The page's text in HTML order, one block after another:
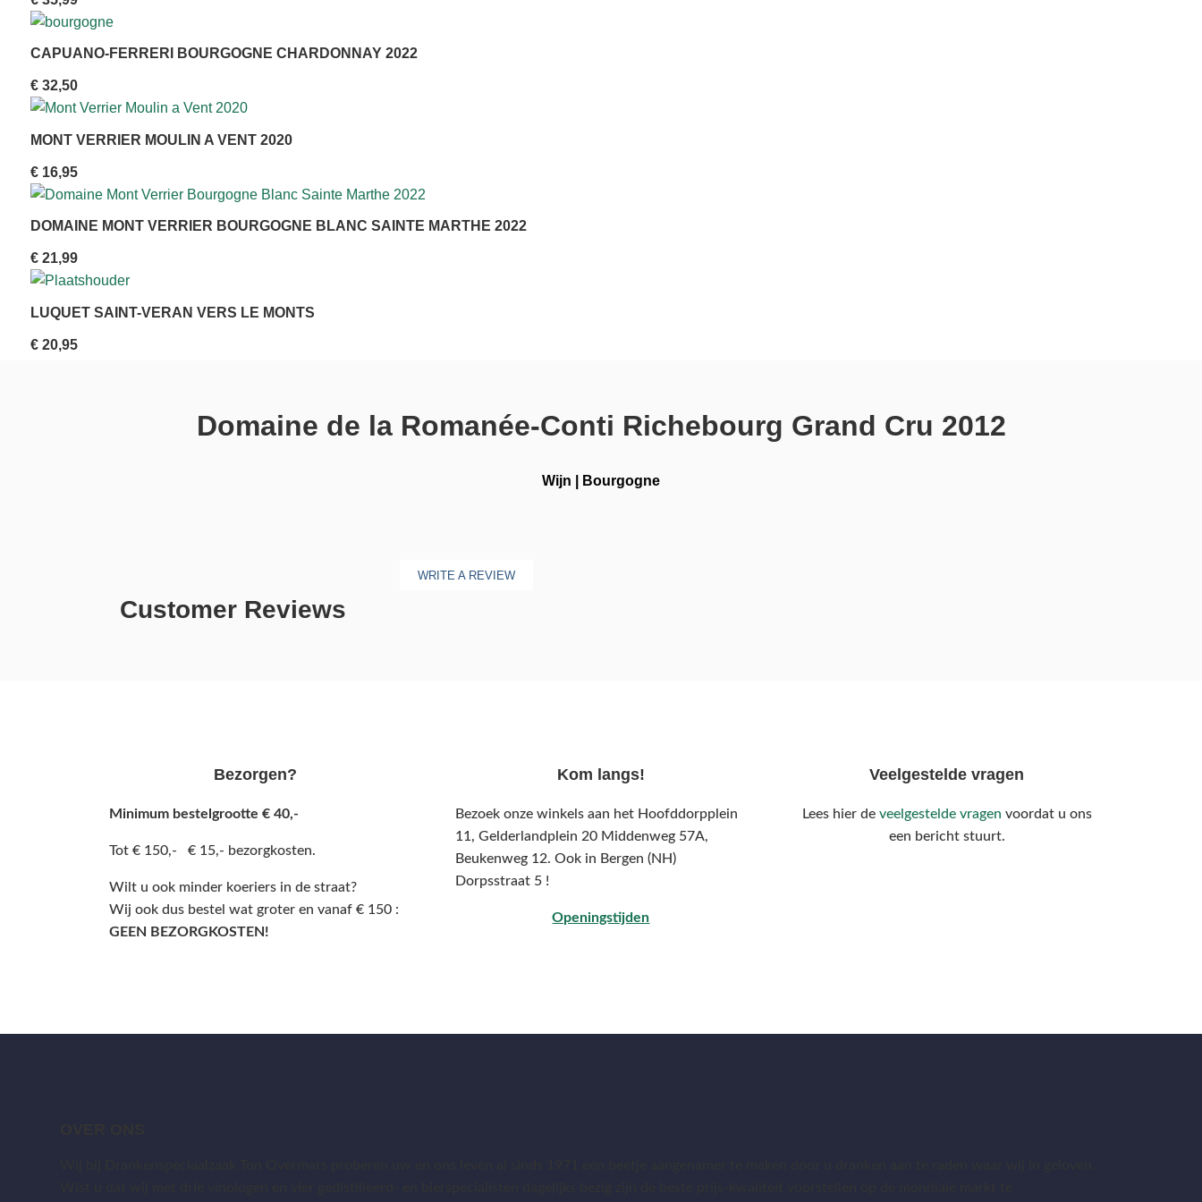
CAPUANO‑FERRERI BOURGOGNE CHARDONNAY 2022
€32,50
MONT VERRIER MOULIN A VENT 2020
€16,95
DOMAINE MONT VERRIER BOURGOGNE BLANC SAINTE MARTHE 2022
€21,99
LUQUET SAINT-VERAN VERS LE MONTS
€20,95
Domaine de la Romanée-Conti Richebourg Grand Cru 2012
Wijn Bourgogne
Customer Reviews
WRITE A REVIEW
Bezorgen?
Minimum bestelgrootte € 40,-
Tot € 150,- € 15,- bezorgkosten.
Wilt u ook minder koeriers in de straat?
Wij ook dus bestel wat groter en vanaf € 150 :
GEEN BEZORGKOSTEN!
Kom langs!
Bezoek onze winkels aan het Hoofddorpplein
11, Gelderlandplein 20 Middenweg 57A,
Beukenweg 12. Ook in Bergen (NH)
Dorpsstraat 5 !
Openingstijden
Veelgestelde vragen
Lees hier de veelgestelde vragen voordat u ons
een bericht stuurt.